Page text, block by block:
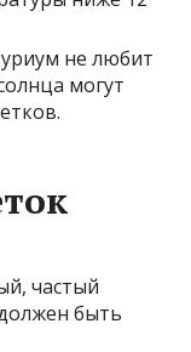
не любит
могут
частый
быть